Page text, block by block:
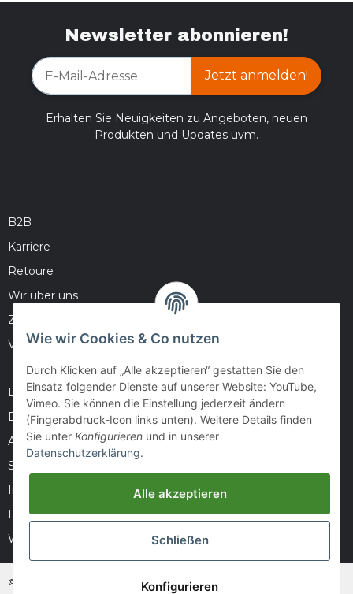
Newsletter abonnieren!
Jetzt anmelden!
Erhalten Sie Neuigkeiten zu Angeboten, neuen
Produkten und Updates uvm.
B2B
Karriere
Retoure
Wir über uns
Zahlungsmöglichkeiten
Versandinformationen
Barrierefreiheitserklärung
Datenschutz
AGB
Sitemap
Impressum
Batteriegesetzhinweise
Widerrufsrecht
© huntivity-group.at
Wie wir Cookies & Co nutzen
Durch Klicken auf „Alle akzeptieren“ gestatten Sie den
Einsatz folgender Dienste auf unserer Website: YouTube,
Vimeo. Sie können die Einstellung jederzeit ändern
(Fingerabdruck-Icon links unten). Weitere Details finden
Sie unter Konfigurieren und in unserer
Datenschutzerklärung.
Alle akzeptieren
Schließen
Konfigurieren